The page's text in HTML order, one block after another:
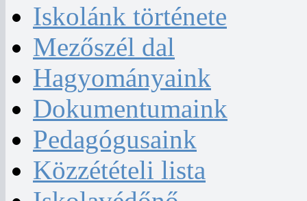
Iskolánk története
Mezőszél dal
Hagyományaink
Dokumentumaink
Pedagógusaink
Közzétételi lista